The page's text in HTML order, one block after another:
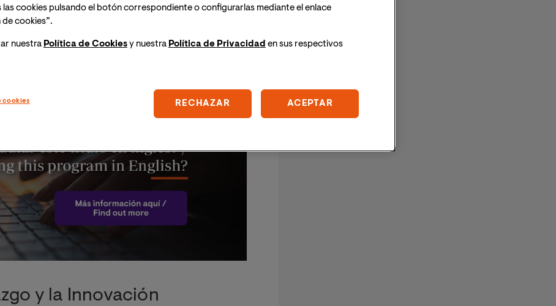
las industrias demandan directivos capaces
profesionalmente, el
en liderazgo y gestión para diseñar
dinamizador en tu organización.
y la Innovación
cookies pulsando el botón correspondiente o configurarlas mediante el enlace
cookies”.
nuestra Política de Cookiesy nuestra Política de Privacidad en sus respectivos
cookies RECHAZAR ACEPTAR